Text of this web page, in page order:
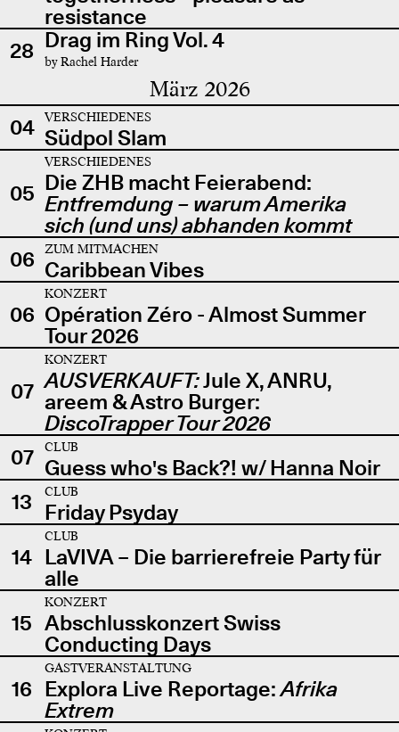
resistance
28 Drag im Ring Vol. 4
by Rachel Harder
März 2026
04 VERSCHIEDENES
Südpol Slam
05
VERSCHIEDENES
Die ZHB macht Feierabend:
Entfremdung – warum Amerika
sich (und uns) abhanden kommt
06
ZUM MITMACHEN
Caribbean Vibes
06
KONZERT
Opération Zéro - Almost Summer
Tour 2026
07
KONZERT
AUSVERKAUFT:Jule X, ANRU,
areem & Astro Burger:
DiscoTrapper Tour 2026
07
CLUB
Guess who's Back?! w/ Hanna Noir
13
CLUB
Friday Psyday
14
CLUB
LaVIVA – Die barrierefreie Party für
alle
15
KONZERT
Abschlusskonzert Swiss
Conducting Days
16
GASTVERANSTALTUNG
Explora Live Reportage:Afrika
Extrem